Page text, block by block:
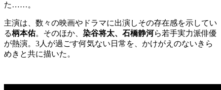
た……。
主演は、数々の映画やドラマに出演しその存在感を示してい
る柄本佑。そのほか、 染谷将太、石橋静河ら若手実力派俳優
が熱演。3人が過ごす何気ない日常を、かけがえのないきら
めきと共に描いた。